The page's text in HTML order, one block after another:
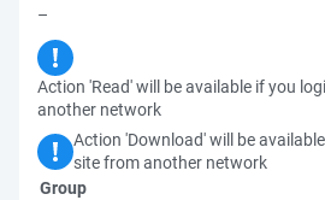
–
Action 'Read' will be available if you
another network
Action 'Download' will be
site from another network
Group